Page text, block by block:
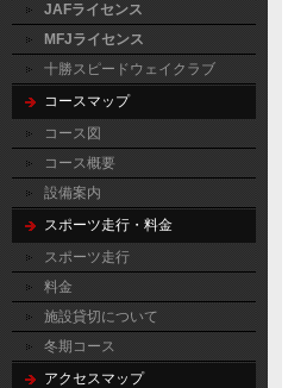
JAFライセンス
MFJライセンス
十勝スピードウェイクラブ
コースマップ
コース図
コース概要
設備案内
スポーツ走行・料金
スポーツ走行
料金
施設貸切について
冬期コース
アクセスマップ